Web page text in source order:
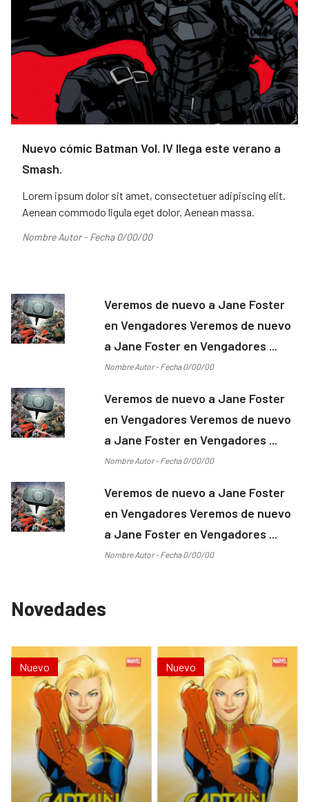
Nuevo cómic Batman Vol. IV llega este verano a
Smash.
Lorem ipsum dolor sit amet, consectetuer adipiscing elit.
Aenean commodo ligula eget dolor. Aenean massa.
Nombre Autor - Fecha 0/00/00
Veremos de nuevo a Jane Foster
en Vengadores Veremos de nuevo
a Jane Foster en Vengadores ...
Nombre Autor - Fecha 0/00/00
Veremos de nuevo a Jane Foster
en Vengadores Veremos de nuevo
a Jane Foster en Vengadores ...
Nombre Autor - Fecha 0/00/00
Veremos de nuevo a Jane Foster
en Vengadores Veremos de nuevo
a Jane Foster en Vengadores ...
Nombre Autor - Fecha 0/00/00
Novedades
Nuevo Nuevo